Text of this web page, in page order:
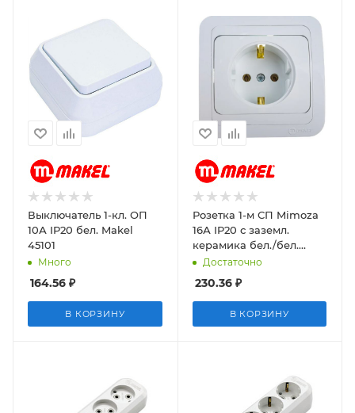
Выключатель 1-кл. ОП
10А IP20 бел. Makel
45101
Много
164.56 ₽
В КОРЗИНУ
Розетка 1-м СП Mimoza
16А IP20 с заземл.
керамика бел./бел.
Makel 12008
Достаточно
230.36₽
В КОРЗИНУ